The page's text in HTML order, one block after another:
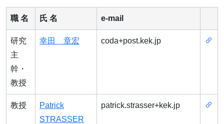
職 名 氏 名 e-mail
研究
主
幹・
教授
幸田 章宏 coda+post.kek.jp
教授
Patrick
STRASSER
patrick.strasser+kek.jp